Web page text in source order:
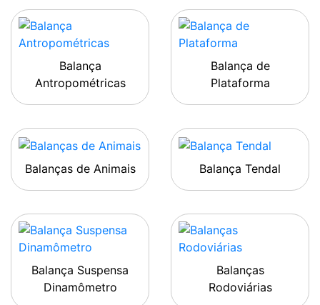
Balança
Antropométricas
Balança de
Plataforma
Balanças de Animais Balança Tendal
Balança Suspensa
Dinamômetro
Balanças
Rodoviárias